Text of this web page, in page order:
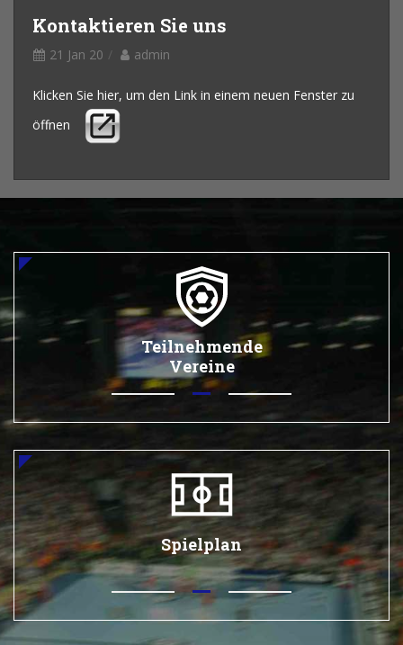
Kontaktieren Sie uns
21 Jan 20 admin
Klicken Sie hier, um den Link in einem neuen Fenster zu
öffnen
Teilnehmende
Vereine
Spielplan